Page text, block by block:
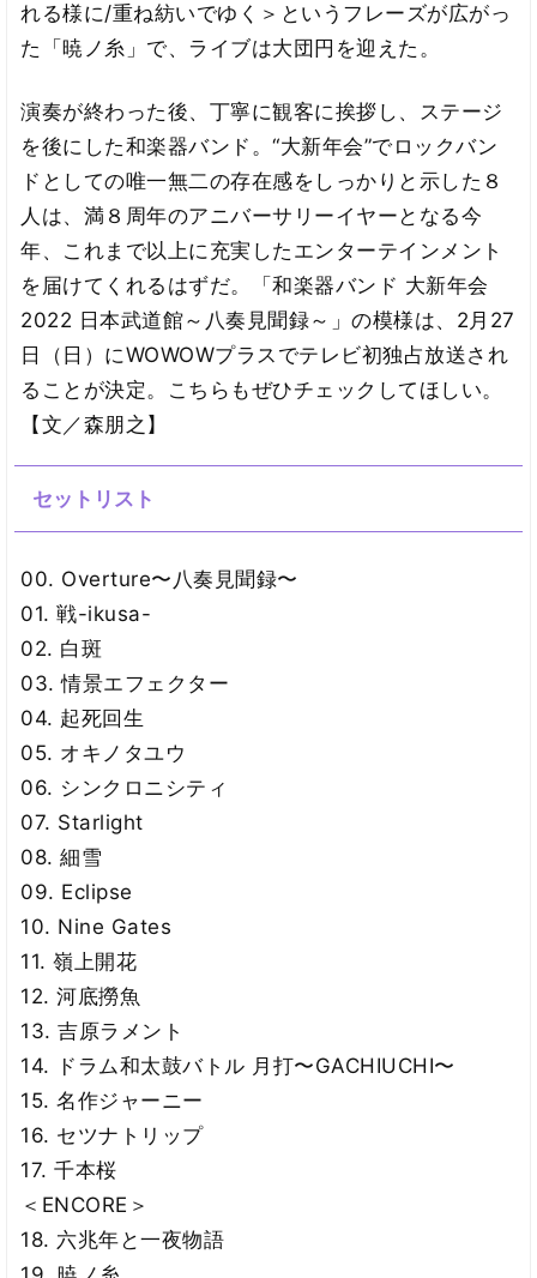
れる様に/重ね紡いでゆく＞というフレーズが広がっ
た「暁ノ糸」で、ライブは大団円を迎えた。
演奏が終わった後、丁寧に観客に挨拶し、ステージ
を後にした和楽器バンド。“大新年会”でロックバン
ドとしての唯一無二の存在感をしっかりと示した８
人は、満８周年のアニバーサリーイヤーとなる今
年、これまで以上に充実したエンターテインメント
を届けてくれるはずだ。「和楽器バンド 大新年会
2022 日本武道館～八奏見聞録～」の模様は、2月27
日（日）にWOWOWプラスでテレビ初独占放送され
ることが決定。こちらもぜひチェックしてほしい。
【文／森朋之】
セットリスト
00. Overture〜八奏見聞録〜
01. 戦-ikusa-
02. 白斑
03. 情景エフェクター
04. 起死回生
05. オキノタユウ
06. シンクロニシティ
07. Starlight
08. 細雪
09. Eclipse
10. Nine Gates
11. 嶺上開花
12. 河底撈魚
13. 吉原ラメント
14. ドラム和太鼓バトル 月打〜GACHIUCHI〜
15. 名作ジャーニー
16. セツナトリップ
17. 千本桜
＜ENCORE＞
18. 六兆年と一夜物語